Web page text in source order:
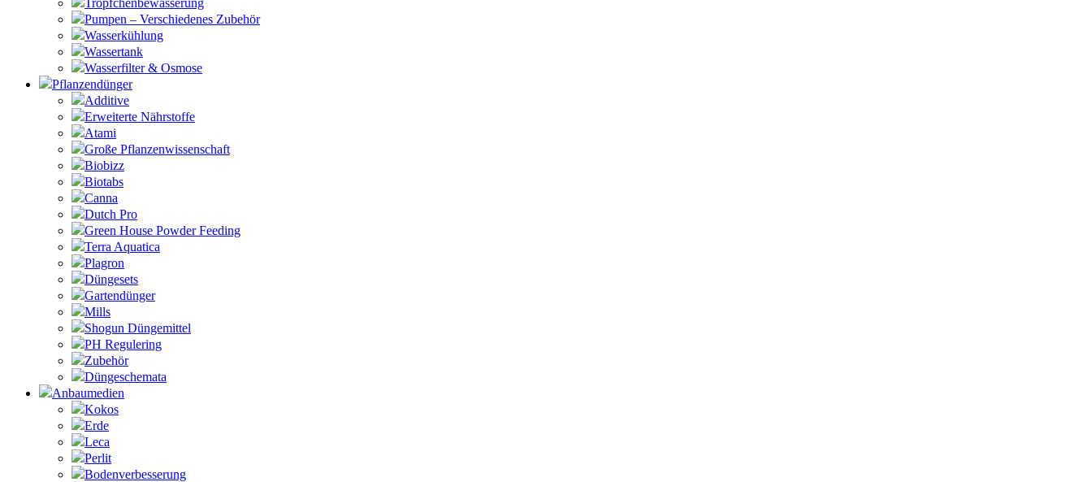
Tröpfchenbewässerung
Pumpen – Verschiedenes Zubehör
Wasserkühlung
Wassertank
Wasserfilter & Osmose
Pflanzendünger
Additive
Erweiterte Nährstoffe
Atami
Große Pflanzenwissenschaft
Biobizz
Biotabs
Canna
Dutch Pro
Green House Powder Feeding
Terra Aquatica
Plagron
Düngesets
Gartendünger
Mills
Shogun Düngemittel
PH Regulering
Zubehör
Düngeschemata
Anbaumedien
Kokos
Erde
Leca
Perlit
Bodenverbesserung